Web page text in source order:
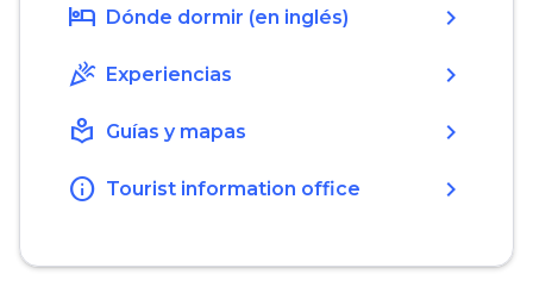
hotel Dónde dormir (en inglés) chevron_right
celebration Experiencias chevron_right
local_library Guías y mapas chevron_right
info Tourist information office chevron_right